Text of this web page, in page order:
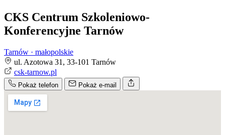
CKS Centrum Szkoleniowo-
Konferencyjne Tarnów
Tarnów · małopolskie
ul. Azotowa 31, 33-101 Tarnów
csk-tarnow.pl
Pokaż telefon Pokaż e-mail